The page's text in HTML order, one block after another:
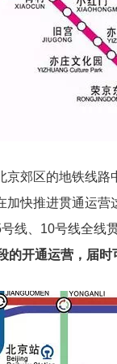
京郊区的地铁线路
加快推进贯通运营
线、10号线全线
的开通运营，届